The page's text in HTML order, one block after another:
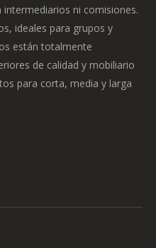
intermediarios ni comisiones.
ideales para grupos y
están totalmente
de calidad y mobiliario
para corta, media y larga